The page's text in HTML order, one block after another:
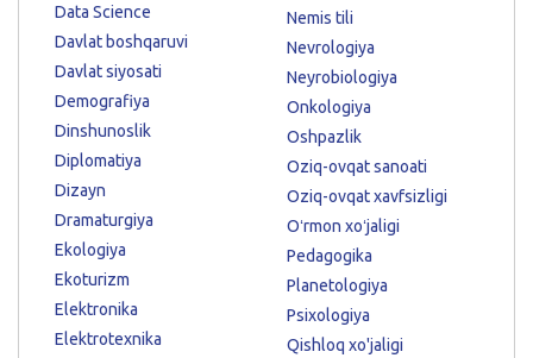
Data Science
Davlat boshqaruvi
Davlat siyosati
Demografiya
Dinshunoslik
Diplomatiya
Dizayn
Dramaturgiya
Ekologiya
Ekoturizm
Elektronika
Elektrotexnika
Nemis tili
Nevrologiya
Neyrobiologiya
Onkologiya
Oshpazlik
Oziq-ovqat sanoati
Oziq-ovqat xavfsizligi
Oʻrmon xoʻjaligi
Pedagogika
Planetologiya
Psixologiya
Qishloq xo'jaligi